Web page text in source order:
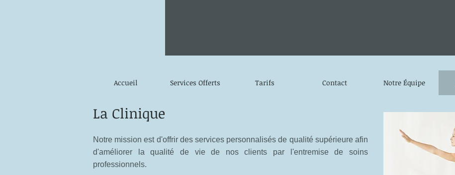
Accueil Services Offerts Tarifs Contact Notre Équipe
La Clinique
Notre mission est d'offrir des services personnalisés de qualité supérieure afin
d'améliorer la qualité de vie de nos clients par l'entremise de soins
professionnels.